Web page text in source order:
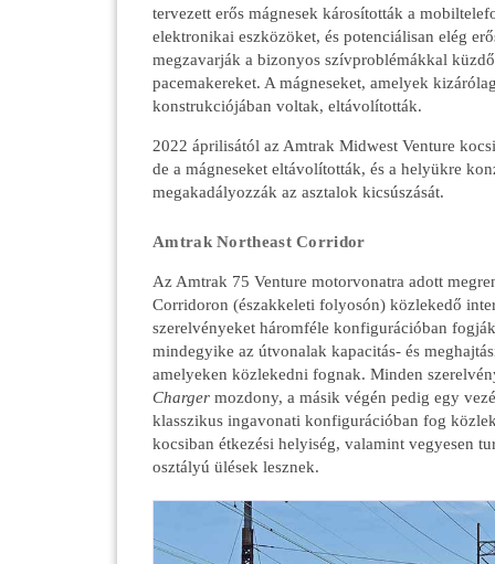
tervezett erős mágnesek károsították a
elektronikai eszközöket, és potenciálisan elég
megzavarják a bizonyos szívproblémákkal
pacemakereket. A mágneseket, amelyek
konstrukciójában voltak, eltávolították.
2022 áprilisától az Amtrak Midwest Venture
de a mágneseket eltávolították, és a helyükre
megakadályozzák az asztalok kicsúszását.
Amtrak Northeast Corridor
Az Amtrak 75 Venture motorvonatra adott
Corridoron (északkeleti folyosón) közlekedő
szerelvényeket háromféle konfigurációban
mindegyike az útvonalak kapacitás- és
amelyeken közlekedni fognak. Minden
Charger mozdony, a másik végén pedig egy
klasszikus ingavonati konfigurációban fog
kocsiban étkezési helyiség, valamint vegyesen
osztályú ülések lesznek.